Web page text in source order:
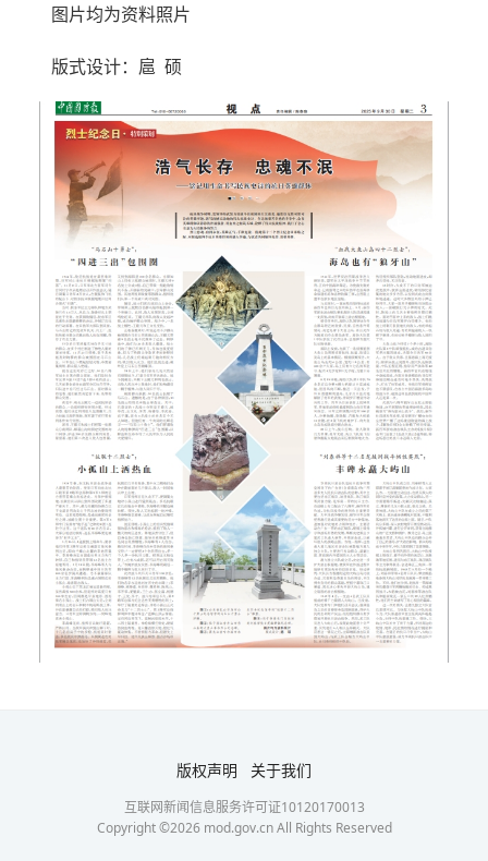
图片均为资料照片
版式设计：扈 硕
版权声明 关于我们
互联网新闻信息服务许可证10120170013
Copyright ©2026mod.gov.cn All Rights Reserved